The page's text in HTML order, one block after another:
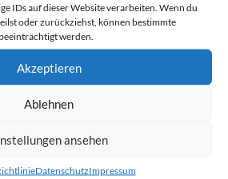
IDs auf dieser Website verarbeiten. Wenn du
oder zurückziehst, können bestimmte
werden.
Akzeptieren
Ablehnen
ansehen
DatenschutzImpressum
hat ein Ende. Endlich wurden
ist Muttertag!
mit BabyOne den